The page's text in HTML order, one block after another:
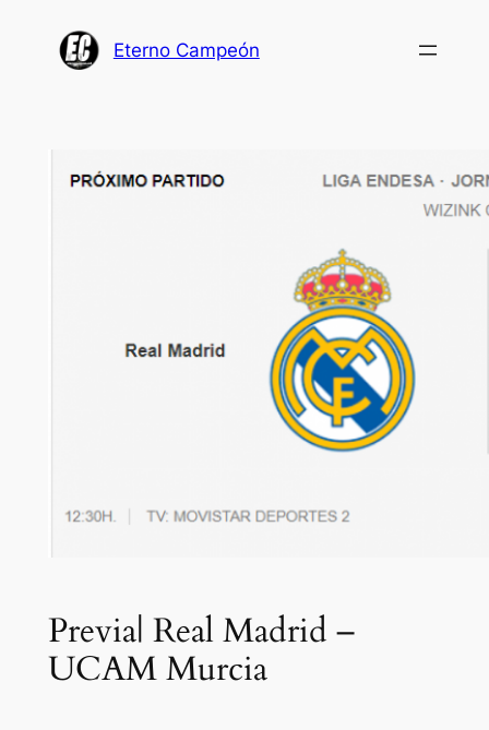
Eterno Campeón
Previa| Real Madrid –
UCAM Murcia